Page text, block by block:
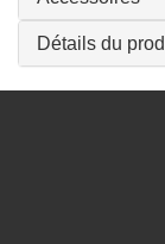
Détails du